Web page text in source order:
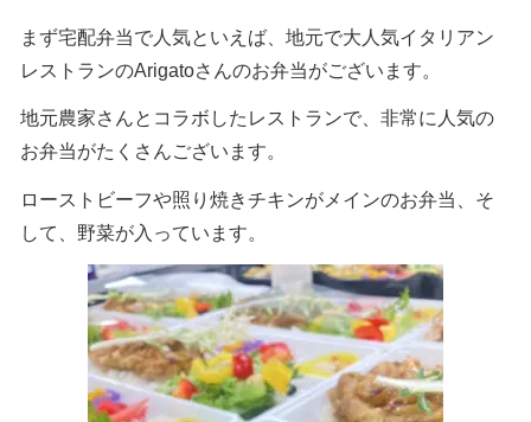
まず宅配弁当で人気といえば、地元で大人気イタリアン
レストランのArigatoさんのお弁当がございます。
地元農家さんとコラボしたレストランで、非常に人気の
お弁当がたくさんございます。
ローストビーフや照り焼きチキンがメインのお弁当、そ
して、野菜が入っています。